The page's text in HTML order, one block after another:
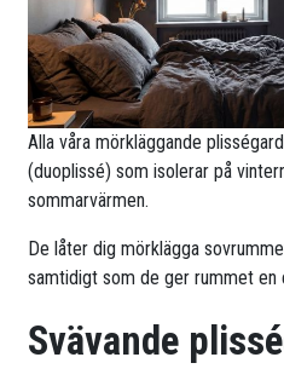
Alla våra mörkläggande
(duoplissé) som isolerar på
sommarvärmen.
De låter dig mörklägga
samtidigt som de ger rummet en
Svävande